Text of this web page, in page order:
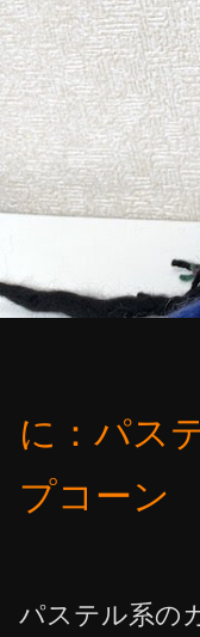
に：パス
プコーン
パステル系の